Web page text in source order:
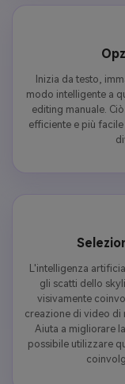
Inizia da testo,
modo intelligente a
editing manuale.
efficiente e più
L'intelligenza
gli scatti dello
visivamente
creazione di video di
Aiuta a migliorare
possibile utilizzare